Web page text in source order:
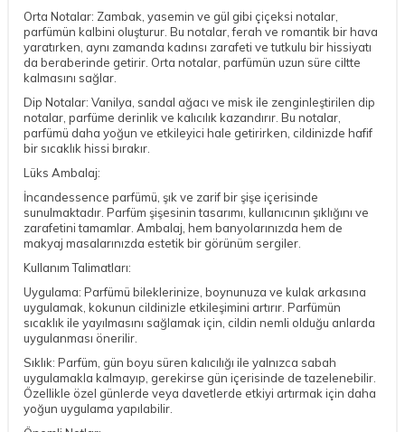
Orta Notalar: Zambak, yasemin ve gül gibi çiçeksi notalar,
parfümün kalbini oluşturur. Bu notalar, ferah ve romantik bir hava
yaratırken, aynı zamanda kadınsı zarafeti ve tutkulu bir hissiyatı
da beraberinde getirir. Orta notalar, parfümün uzun süre ciltte
kalmasını sağlar.
Dip Notalar: Vanilya, sandal ağacı ve misk ile zenginleştirilen dip
notalar, parfüme derinlik ve kalıcılık kazandırır. Bu notalar,
parfümü daha yoğun ve etkileyici hale getirirken, cildinizde hafif
bir sıcaklık hissi bırakır.
Lüks Ambalaj:
İncandessence parfümü, şık ve zarif bir şişe içerisinde
sunulmaktadır. Parfüm şişesinin tasarımı, kullanıcının şıklığını ve
zarafetini tamamlar. Ambalaj, hem banyolarınızda hem de
makyaj masalarınızda estetik bir görünüm sergiler.
Kullanım Talimatları:
Uygulama: Parfümü bileklerinize, boynunuza ve kulak arkasına
uygulamak, kokunun cildinizle etkileşimini artırır. Parfümün
sıcaklık ile yayılmasını sağlamak için, cildin nemli olduğu anlarda
uygulanması önerilir.
Sıklık: Parfüm, gün boyu süren kalıcılığı ile yalnızca sabah
uygulamakla kalmayıp, gerekirse gün içerisinde de tazelenebilir.
Özellikle özel günlerde veya davetlerde etkiyi artırmak için daha
yoğun uygulama yapılabilir.